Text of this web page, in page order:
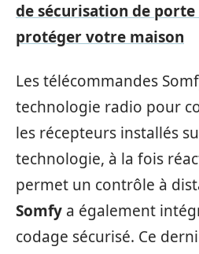
de sécurisation de
protéger votre maison
Les télécommandes
technologie radio pour
les récepteurs installés
technologie, à la fois
permet un contrôle à
Somfy a également
codage sécurisé. Ce